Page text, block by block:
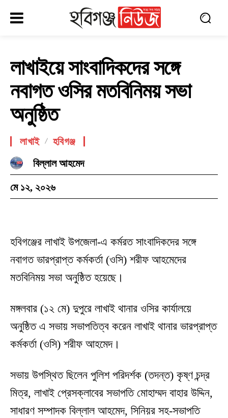
লাখাইয়ে সাংবাদিকদের সঙ্গে
নবাগত ওসির মতবিনিময় সভা
অনুষ্ঠিত
লাখাই
হবিগঞ্জ
বিল্লাল আহমেদ
মে ১২, ২০২৬
হবিগঞ্জের লাখাই উপজেলা-এ কর্মরত সাংবাদিকদের সঙ্গে
নবাগত ভারপ্রাপ্ত কর্মকর্তা (ওসি) শরীফ আহমেদের
মতবিনিময় সভা অনুষ্ঠিত হয়েছে।
মঙ্গলবার (১২ মে) দুপুরে লাখাই থানার ওসির কার্যালয়ে
অনুষ্ঠিত এ সভায় সভাপতিত্ব করেন লাখাই থানার ভারপ্রাপ্ত
কর্মকর্তা (ওসি) শরীফ আহমেদ।
সভায় উপস্থিত ছিলেন পুলিশ পরিদর্শক (তদন্ত) কৃষ্ণ চন্দ্র
মিত্র, লাখাই প্রেসক্লাবের সভাপতি মোহাম্মদ বাহার উদ্দিন,
সাধারণ সম্পাদক বিল্লাল আহমেদ, সিনিয়র সহ-সভাপতি